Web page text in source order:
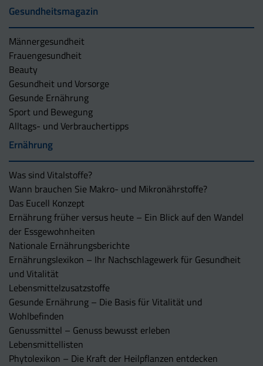
Gesundheitsmagazin
Männergesundheit
Frauengesundheit
Beauty
Gesundheit und Vorsorge
Gesunde Ernährung
Sport und Bewegung
Alltags- und Verbrauchertipps
Ernährung
Was sind Vitalstoffe?
Wann brauchen Sie Makro- und Mikronährstoffe?
Das Eucell Konzept
Ernährung früher versus heute – Ein Blick auf den Wandel
der Essgewohnheiten
Nationale Ernährungsberichte
Ernährungslexikon – Ihr Nachschlagewerk für Gesundheit
und Vitalität
Lebensmittelzusatzstoffe
Gesunde Ernährung – Die Basis für Vitalität und
Wohlbefinden
Genussmittel – Genuss bewusst erleben
Lebensmittellisten
Phytolexikon – Die Kraft der Heilpflanzen entdecken